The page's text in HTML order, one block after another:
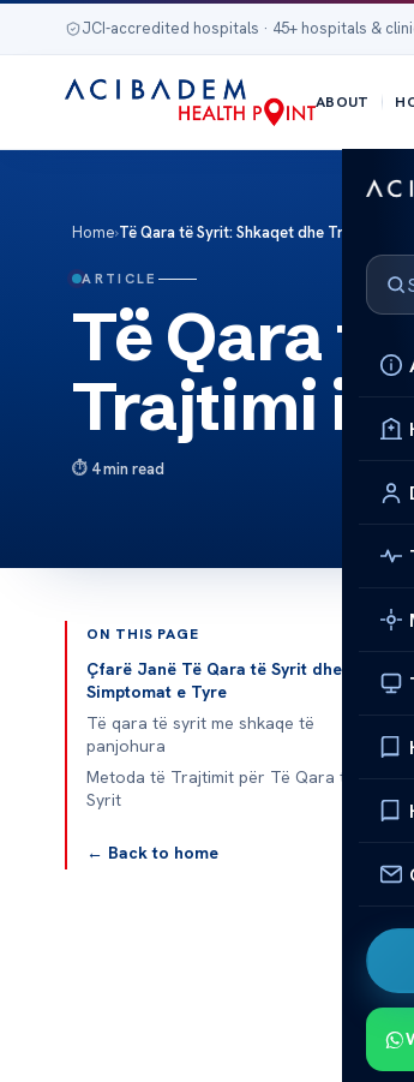
JCI-accredited hospitals · 45+ hospitals &
ABOUT
Home›Të Qara të Syrit: Shkaqet dhe Trajtimi i
ARTICLE
Të Qara
Trajtimi i
4 min read
ON THIS PAGE
Çfarë Janë Të Qara të Syrit dhe
Simptomat e Tyre
Të qara të syrit me shkaqe të
panjohura
Metoda të Trajtimit për Të Qara të
Syrit
← Back to home